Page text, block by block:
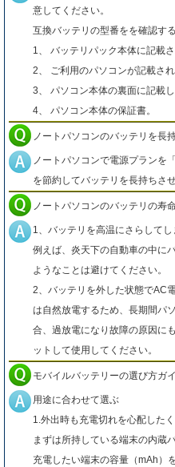
意してください。
互換バッテリの型番をを確認する
1、 バッテリパック本体に記載さ
2、 ご利用のパソコンが記載さ
3、 パソコン本体の裏面に記載
4、 パソコン本体の保証書。
ノートパソコンのバッテリを長
ノートパソコンで電源プランを
を節約してバッテリを長持ちさ
ノートパソコンのバッテリの寿
1、バッテリを高温にさらしてし
例えば、炎天下の自動車の中に
ようなことは避けてください。
2、バッテリを外した状態でAC
は自然放電するため、長期間パ
合、過放電になり故障の原因に
ットして使用してください。
モバイルバッテリーの選び方ガ
用途に合わせて選ぶ
1.外出時も充電切れを心配した
まずは所持している端末の内蔵
充電したい端末の容量（mAh）